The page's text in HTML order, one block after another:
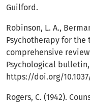
Guilford.
Robinson, L. A.,
Psychotherapy for
comprehensive
Psychological bulletin,
https://doi.org/
Rogers, C. (1942).